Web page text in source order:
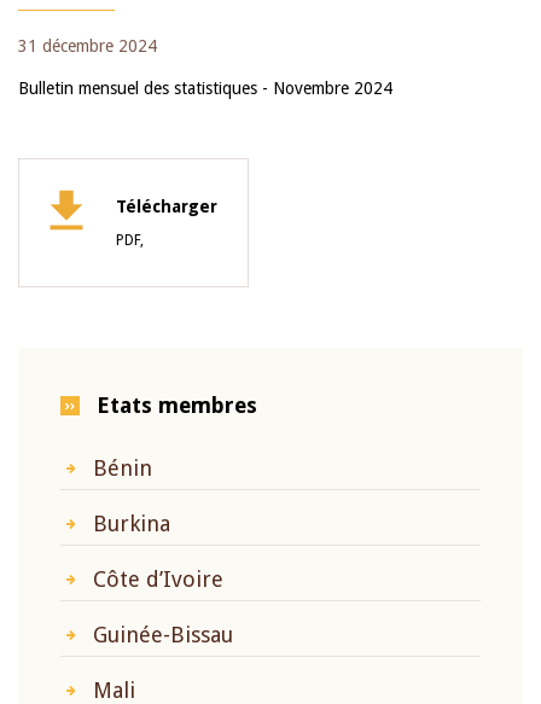
31 décembre 2024
Bulletin mensuel des statistiques - Novembre 2024
Télécharger
PDF,
Etats membres
Bénin
Burkina
Côte d’Ivoire
Guinée-Bissau
Mali